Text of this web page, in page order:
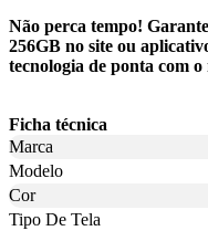
Não perca tempo!
256GB no site ou
tecnologia de ponta com
Ficha técnica
Marca
Modelo
Cor
Tipo De Tela